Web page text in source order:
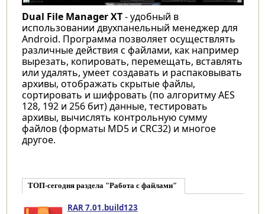
Dual File Manager XT- удобный в
использовании двухпанельный менеджер для
Android. Программа позволяет осуществлять
различные действия с файлами, как например
вырезать, копировать, перемещать, вставлять
или удалять, умеет создавать и распаковывать
архивы, отображать скрытые файлы,
сортировать и шифровать (по алгоритму AES
128, 192 и 256 бит) данные, тестировать
архивы, вычислять контрольную сумму
файлов (форматы MD5 и CRC32) и многое
другое.
ТОП-сегодня раздела "Работа с файлами"
RAR 7.01.build123